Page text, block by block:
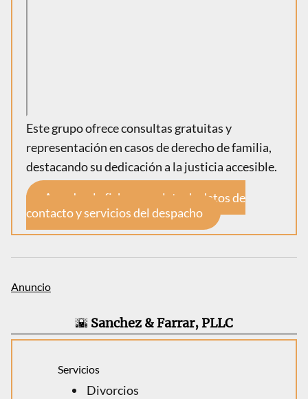
Este grupo ofrece consultas gratuitas y
representación en casos de derecho de familia,
destacando su dedicación a la justicia accesible.
Accede a la ficha completa de datos de
contacto y servicios del despacho
🌇 Sanchez & Farrar, PLLC
Servicios
Divorcios